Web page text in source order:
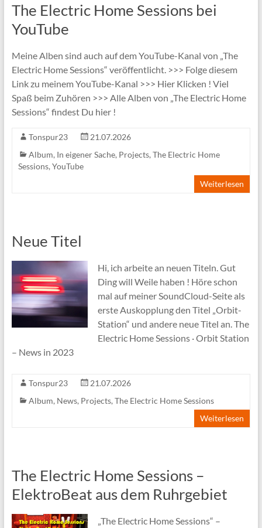
The Electric Home Sessions bei
YouTube
Meine Alben sind auch auf dem YouTube-Kanal von „The
Electric Home Sessions“ veröffentlicht. >>> Folge diesem
Link zu meinem YouTube-Kanal >>> Hier Klicken ! Viel
Spaß beim Zuhören >>> Alle Alben von „The Electric Home
Sessions“ findest Du hier !
Tonspur23
21.07.2026
Album, In eigener Sache, Projects, The Electric Home
Sessions, YouTube
Weiterlesen
Neue Titel
Hi, ich arbeite an neuen Titeln. Gut
Ding will Weile haben ! Höre schon
mal auf meiner SoundCloud-Seite als
erste Auskopplung den Titel „Orbit-
Station“ und andere neue Titel an. The
Electric Home Sessions · Orbit Station
– News in 2023
Tonspur23
21.07.2026
Album, News, Projects, The Electric Home Sessions
Weiterlesen
The Electric Home Sessions –
ElektroBeat aus dem Ruhrgebiet
„The Electric Home Sessions“ –